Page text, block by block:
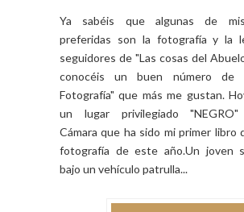
Ya sabéis que algunas de
preferidas son la fotografía y la
seguidores de "Las cosas del
conocéis un buen número de
Fotografía" que más me gustan.
un lugar privilegiado
Cámara que ha sido mi primer libro
fotografía de este año.Un joven
bajo un vehículo patrulla...